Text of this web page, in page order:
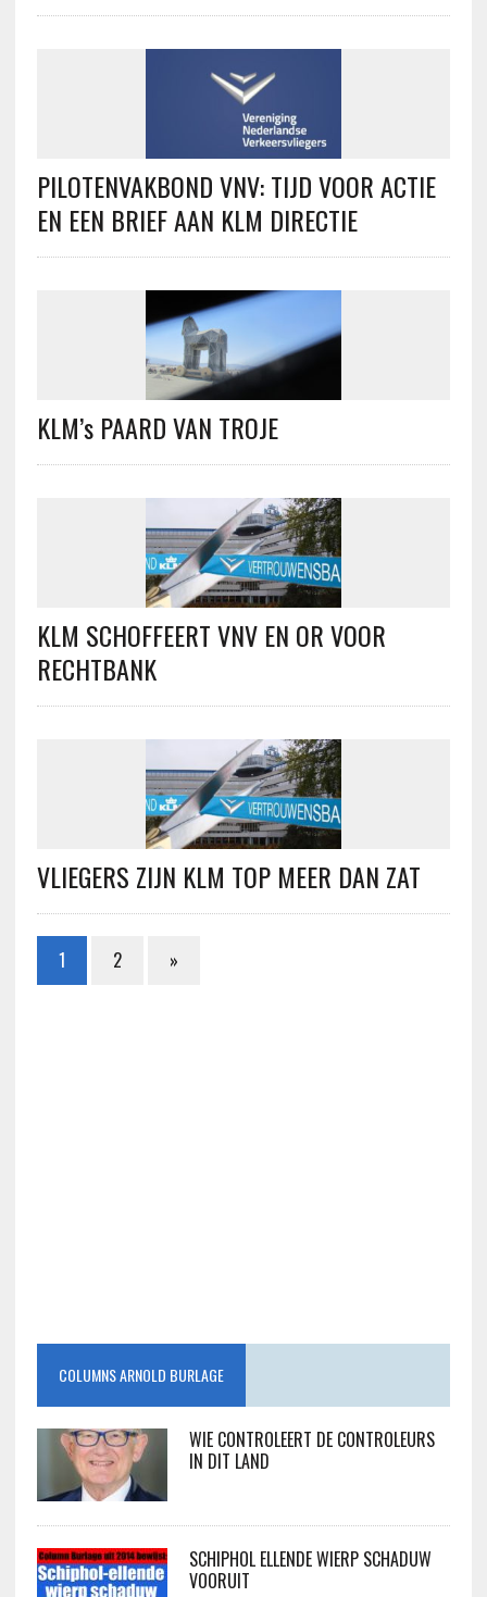
PILOTENVAKBOND VNV: TIJD VOOR ACTIE
EN EEN BRIEF AAN KLM DIRECTIE
KLM’s PAARD VAN TROJE
KLM SCHOFFEERT VNV EN OR VOOR
RECHTBANK
VLlEGERS ZIJN KLM TOP MEER DAN ZAT
1 2 »
COLUMNS ARNOLD BURLAGE
WIE CONTROLEERT DE CONTROLEURS
IN DIT LAND
SCHIPHOL ELLENDE WIERP SCHADUW
VOORUIT